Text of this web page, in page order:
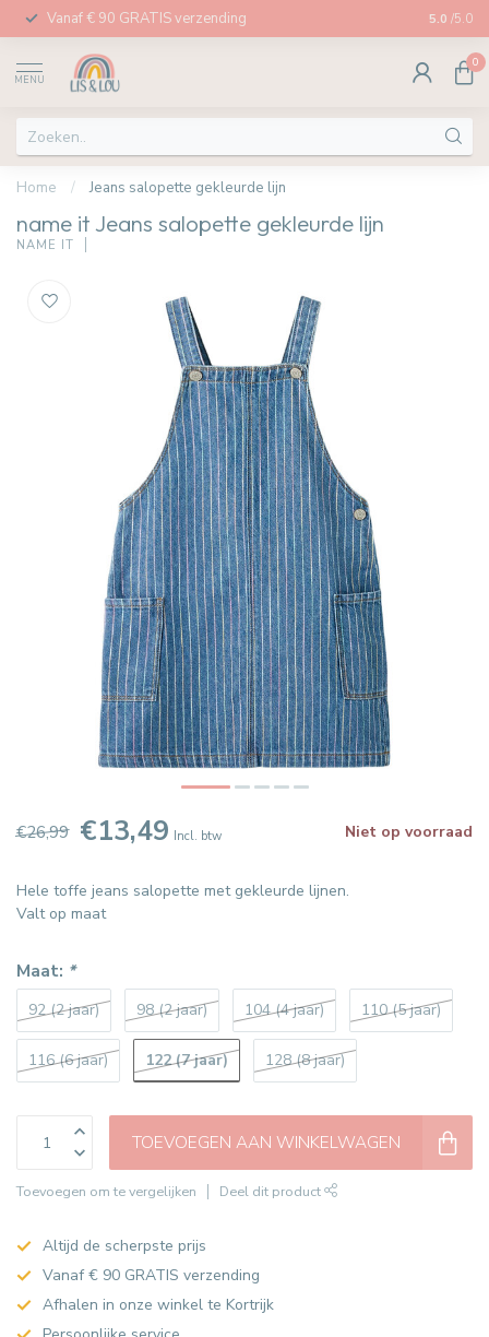
Vanaf € 90 GRATIS verzending Afhalen
5.0 /5.0
MENU
0
Home / Jeans salopette gekleurde lijn
name it Jeans salopette gekleurde lijn
NAME IT
€26,99 €13,49 Incl. btw Niet op voorraad
Hele toffe jeans salopette met gekleurde lijnen.
Valt op maat
Maat: *
92 (2 jaar) 98 (2 jaar) 104 (4 jaar) 110 (5 jaar)
116 (6 jaar) 122 (7 jaar) 128 (8 jaar)
TOEVOEGEN AAN WINKELWAGEN
Toevoegen om te vergelijken Deel dit product
Altijd de scherpste prijs
Vanaf € 90 GRATIS verzending
Afhalen in onze winkel te Kortrijk